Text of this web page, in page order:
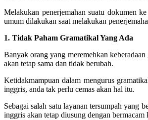
Melakukan penerjemahan suatu dokumen
umum dilakukan saat melakukan
1. Tidak Paham Gramatikal Yang Ada
Banyak orang yang meremehkan
akan tetap sama dan tidak berubah.
Ketidakmampuan dalam mengurus
inggris, anda tak perlu cemas akan hal itu.
Sebagai salah satu layanan tersumpah
inggris akan tetap diusung dengan